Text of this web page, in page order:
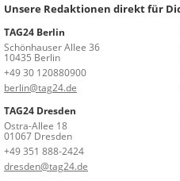
Unsere Redaktionen direkt für
TAG24 Berlin
Schönhauser Allee 36
10435 Berlin
+49 30 120880900
berlin@tag24.de
TAG24 Dresden
Ostra-Allee 18
01067 Dresden
+49 351 888-2424
dresden@tag24.de